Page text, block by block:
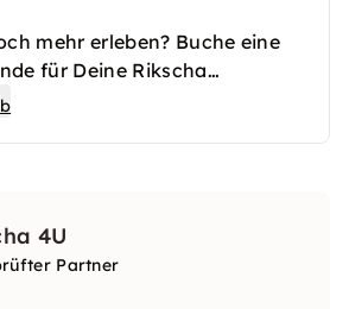
mehr erleben? Buche eine
für Deine Rikscha
Ihr besucht eine weitere
4U
Partner